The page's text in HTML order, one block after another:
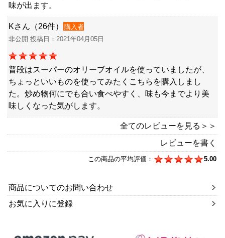
味が出ます。
Kさん（26件）
購入者
非公開 投稿日：2021年04月05日
普段はスーパーのオリーブオイルを使っていましたが、
ちょっといいものを使ってみたくこちらを購入しまし
た。炒め物何にでも合い食べやすく、味も今までより美
味しくなった気がします。
全てのレビューを見る＞＞
レビューを書く
この商品の平均評価： 5.00
商品についてのお問い合わせ
お気に入りに登録